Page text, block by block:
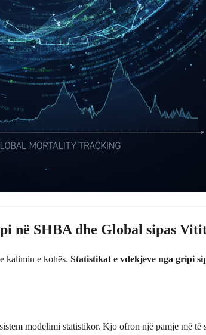
në SHBA dhe Global sipas
kalimin e kohës. Statistikat e vdekjeve nga gripi
modelimi statistikor. Kjo ofron një pamje më